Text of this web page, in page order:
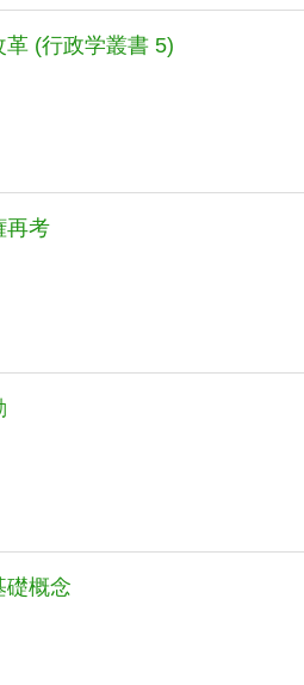
革 (行政学叢書 5)
再考
礎概念